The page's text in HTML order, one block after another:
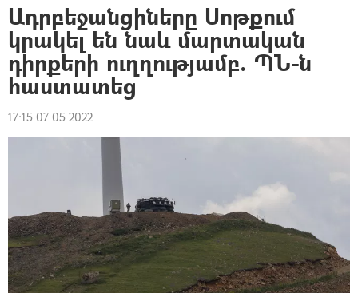
Ադրբեջանցիները Սոթքում
կրակել են նաև մարտական
դիրքերի ուղղությամբ. ՊՆ-ն
հաստատեց
17:15 07.05.2022